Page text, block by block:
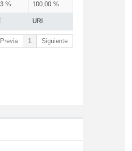
URI
% 100,00 %
Previa 1 Siguiente